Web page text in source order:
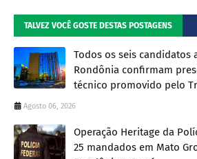
TALVEZ VOCÊ GOSTE DESTAS POSTAGENS
Todos os seis candidatos
Rondônia confirmam
técnico promovido pelo
Agosto 06, 2026
Operação Heritage da
25 mandados em Mato